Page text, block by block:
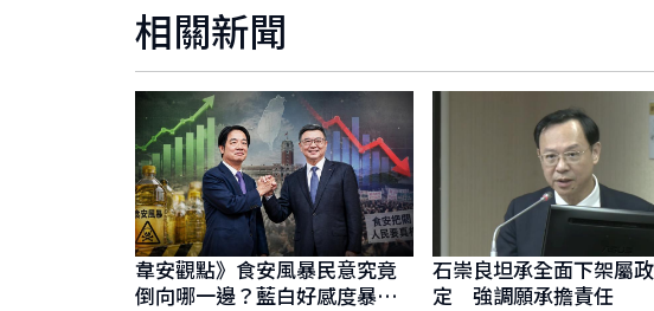
相關新聞
韋安觀點》食安風暴民意究竟
倒向哪一邊？藍白好感度暴
石崇良坦承全面下架屬
定 強調願承擔責任